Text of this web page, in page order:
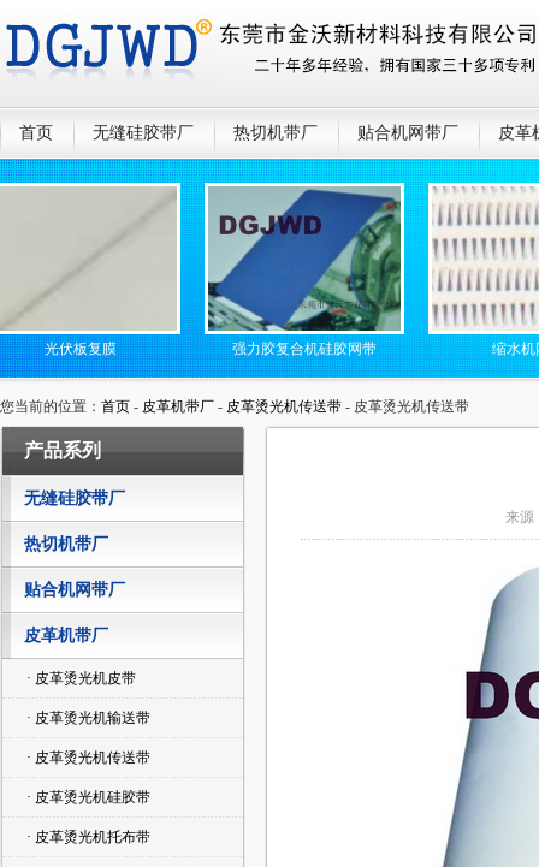
首页 无缝硅胶带厂 热切机带厂 贴合机网带厂 皮革
光伏板复膜 强力胶复合机硅胶网带 缩水机网带
您当前的位置： 首页 - 皮革机带厂 - 皮革烫光机传送带 - 皮革烫光机传送带
产品系列
无缝硅胶带厂
热切机带厂
贴合机网带厂
皮革机带厂
· 皮革烫光机皮带
· 皮革烫光机输送带
· 皮革烫光机传送带
· 皮革烫光机硅胶带
· 皮革烫光机托布带
来源